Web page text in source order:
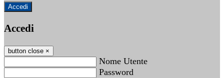
Accedi
Accedi
button close ×
Nome Utente
Password